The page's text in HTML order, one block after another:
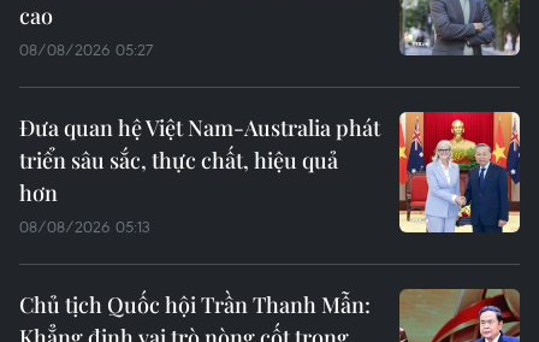
cao
08/08/2026 05:27
Đưa quan hệ Việt Nam-Australia phát
triển sâu sắc, thực chất, hiệu quả
hơn
08/08/2026 05:13
Chủ tịch Quốc hội Trần Thanh Mẫn: